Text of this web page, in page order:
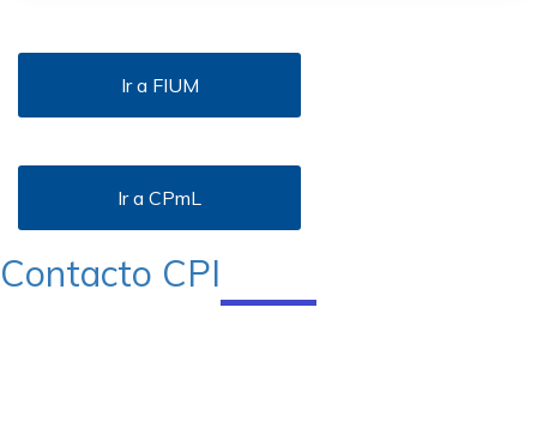
Ir a FIUM
Ir a CPmL
Contacto CPI